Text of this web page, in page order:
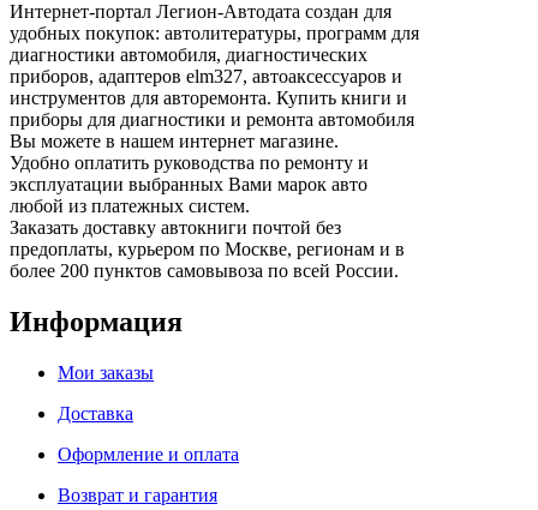
Интернет-портал Легион-Автодата создан для
удобных покупок: автолитературы, программ для
диагностики автомобиля, диагностических
приборов, адаптеров elm327, автоаксессуаров и
инструментов для авторемонта. Купить книги и
приборы для диагностики и ремонта автомобиля
Вы можете в нашем интернет магазине.
Удобно оплатить руководства по ремонту и
эксплуатации выбранных Вами марок авто
любой из платежных систем.
Заказать доставку автокниги почтой без
предоплаты, курьером по Москве, регионам и в
более 200 пунктов самовывоза по всей России.
Информация
Мои заказы
Доставка
Оформление и оплата
Возврат и гарантия